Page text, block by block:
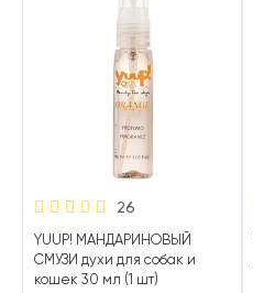
26
YUUP! МАНДАРИНОВЫЙ
СМУЗИ духи для собак и
кошек 30 мл (1 шт)